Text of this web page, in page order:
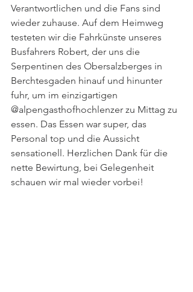
Verantwortlichen und die Fans sind
wieder zuhause. Auf dem Heimweg
testeten wir die Fahrkünste unseres
Busfahrers Robert, der uns die
Serpentinen des Obersalzberges in
Berchtesgaden hinauf und hinunter
fuhr, um im einzigartigen
@alpengasthofhochlenzer zu Mittag zu
essen. Das Essen war super, das
Personal top und die Aussicht
sensationell. Herzlichen Dank für die
nette Bewirtung, bei Gelegenheit
schauen wir mal wieder vorbei!